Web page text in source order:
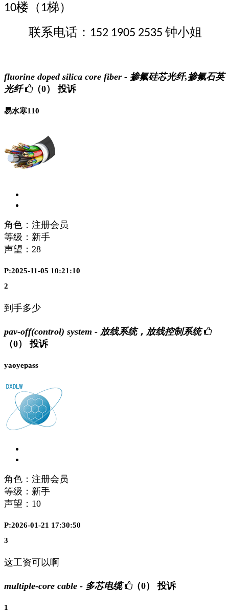
10楼（ 1梯）
联系电话： 152 1905 2535 钟小姐
fluorine doped silica core fiber - 掺氟硅芯光纤,掺氟石英
光纤
（0） 投诉
易水寒110
角色：注册会员
等级：新手
声望： 28
P:2025-11-05 10:21:10
2
到手多少
pav-off(control) system - 放线系统，放线控制系统
（0）
投诉
yaoyepass
角色：注册会员
等级：新手
声望： 10
P:2026-01-21 17:30:50
3
这工资可以啊
multiple-core cable - 多芯电缆 （0） 投诉
1